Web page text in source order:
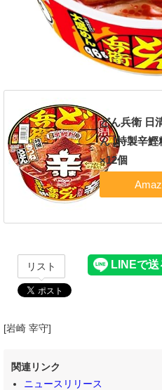
どん兵衛 日
ん [特製辛鰹
×12個
リスト
[岩崎 宰守]
関連リンク
ニュースリリース